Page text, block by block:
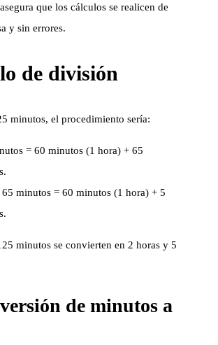
que los cálculos se realicen de
y sin errores.
de división
minutos, el procedimiento sería:
= 60 minutos (1 hora) + 65
minutos = 60 minutos (1 hora) + 5
minutos se convierten en 2 horas y 5
de minutos a